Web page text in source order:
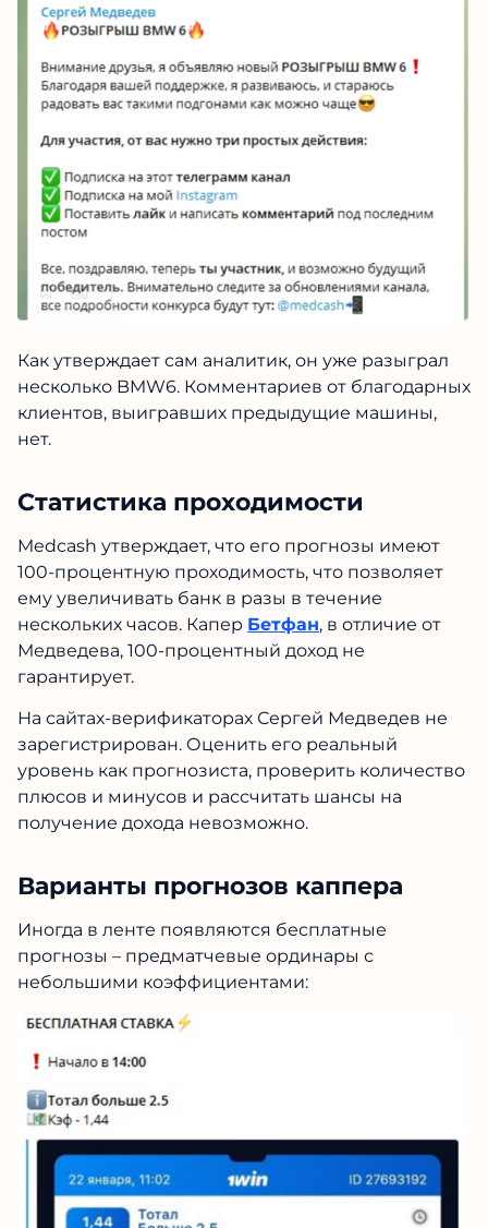
Как утверждает сам аналитик, он уже разыграл
несколько BMW6. Комментариев от благодарных
клиентов, выигравших предыдущие машины,
нет.
Статистика проходимости
Medcash утверждает, что его прогнозы имеют
100-процентную проходимость, что позволяет
ему увеличивать банк в разы в течение
нескольких часов. Капер Бетфан, в отличие от
Медведева, 100-процентный доход не
гарантирует.
На сайтах-верификаторах Сергей Медведев не
зарегистрирован. Оценить его реальный
уровень как прогнозиста, проверить количество
плюсов и минусов и рассчитать шансы на
получение дохода невозможно.
Варианты прогнозов каппера
Иногда в ленте появляются бесплатные
прогнозы – предматчевые ординары с
небольшими коэффициентами: